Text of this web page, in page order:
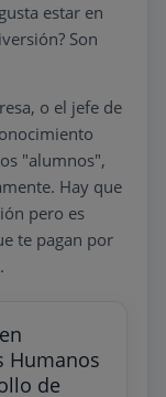
estar en
Son
o el jefe de
"alumnos",
Hay que
pero es
te pagan por
Humanos
de